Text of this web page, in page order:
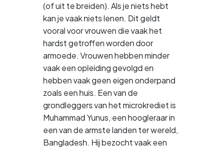
(of uit te breiden). Als je niets hebt
kan je vaak niets lenen. Dit geldt
vooral voor vrouwen die vaak het
hardst getroffen worden door
armoede. Vrouwen hebben minder
vaak een opleiding gevolgd en
hebben vaak geen eigen onderpand
zoals een huis. Een van de
grondleggers van het microkrediet is
Muhammad Yunus, een hoogleraar in
een van de armste landen ter wereld,
Bangladesh. Hij bezocht vaak een